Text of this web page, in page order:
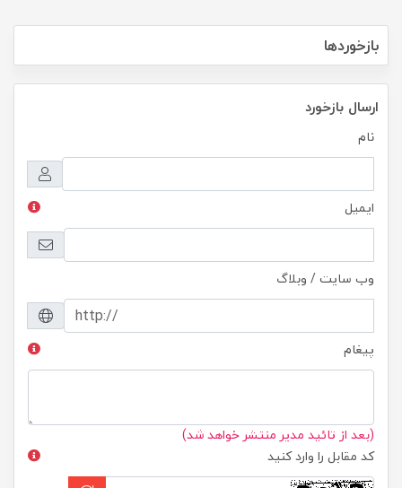
بازخوردها
ارسال بازخورد
نام
ایمیل
وب سایت / وبلاگ
پیغام
(بعد از تائید مدیر منتشر خواهد شد)
کد مقابل را وارد کنید